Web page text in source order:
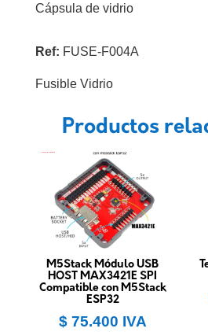
Cápsula de vidrio
Ref: FUSE-F004A
Fusible Vidrio
Productos
M5Stack Módulo USB
HOST MAX3421E SPI
Compatible con M5Stack
ESP32
$75.400 IVA